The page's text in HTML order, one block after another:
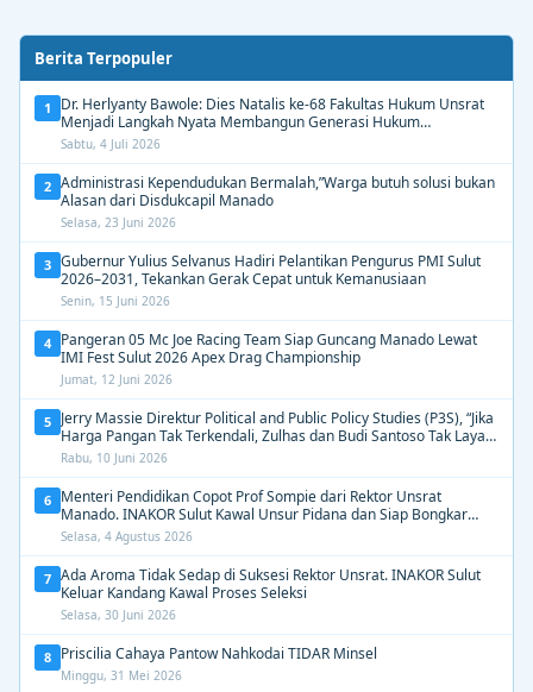
Berita Terpopuler
1
Dr. Herlyanty Bawole: Dies Natalis ke-68 Fakultas Hukum Unsrat
Menjadi Langkah Nyata Membangun Generasi Hukum
Berdampak
Sabtu, 4 Juli 2026
2 Administrasi Kependudukan Bermalah,”Warga butuh solusi bukan
Alasan dari Disdukcapil Manado
Selasa, 23 Juni 2026
3 Gubernur Yulius Selvanus Hadiri Pelantikan Pengurus PMI Sulut
2026–2031, Tekankan Gerak Cepat untuk Kemanusiaan
Senin, 15 Juni 2026
4 Pangeran 05 Mc Joe Racing Team Siap Guncang Manado Lewat
IMI Fest Sulut 2026 Apex Drag Championship
Jumat, 12 Juni 2026
5 Jerry Massie Direktur Political and Public Policy Studies (P3S), “Jika
Harga Pangan Tak Terkendali, Zulhas dan Budi Santoso Tak Layak
Dipertahankan”
Rabu, 10 Juni 2026
6 Menteri Pendidikan Copot Prof Sompie dari Rektor Unsrat
Manado. INAKOR Sulut Kawal Unsur Pidana dan Siap Bongkar
Aroma Busuk di Suksesi Rektor
Selasa, 4 Agustus 2026
7 Ada Aroma Tidak Sedap di Suksesi Rektor Unsrat. INAKOR Sulut
Keluar Kandang Kawal Proses Seleksi
Selasa, 30 Juni 2026
8 Priscilia Cahaya Pantow Nahkodai TIDAR Minsel
Minggu, 31 Mei 2026